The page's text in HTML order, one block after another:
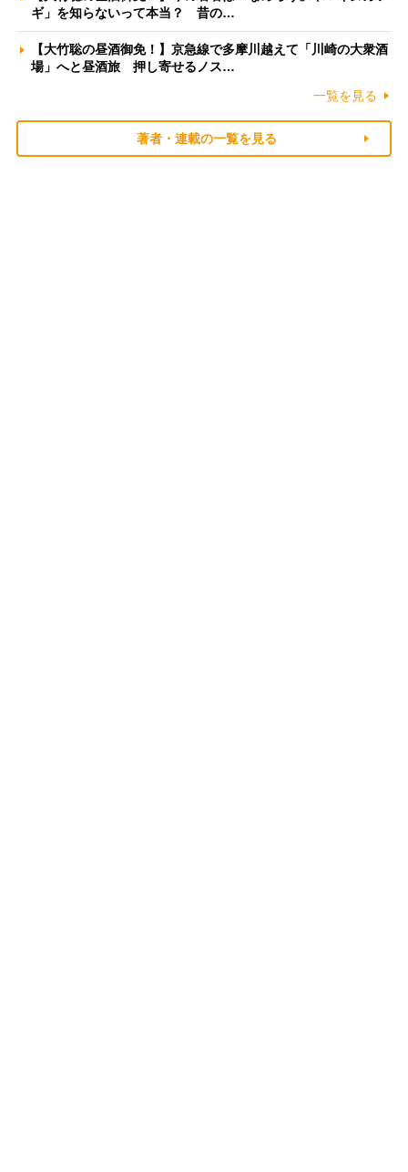
ギ」を知らないって本当？ 昔の…
【大竹聡の昼酒御免！】京急線で多摩川越えて「川崎の大衆酒
場」へと昼酒旅 押し寄せるノス…
一覧を見る
著者・連載の一覧を見る